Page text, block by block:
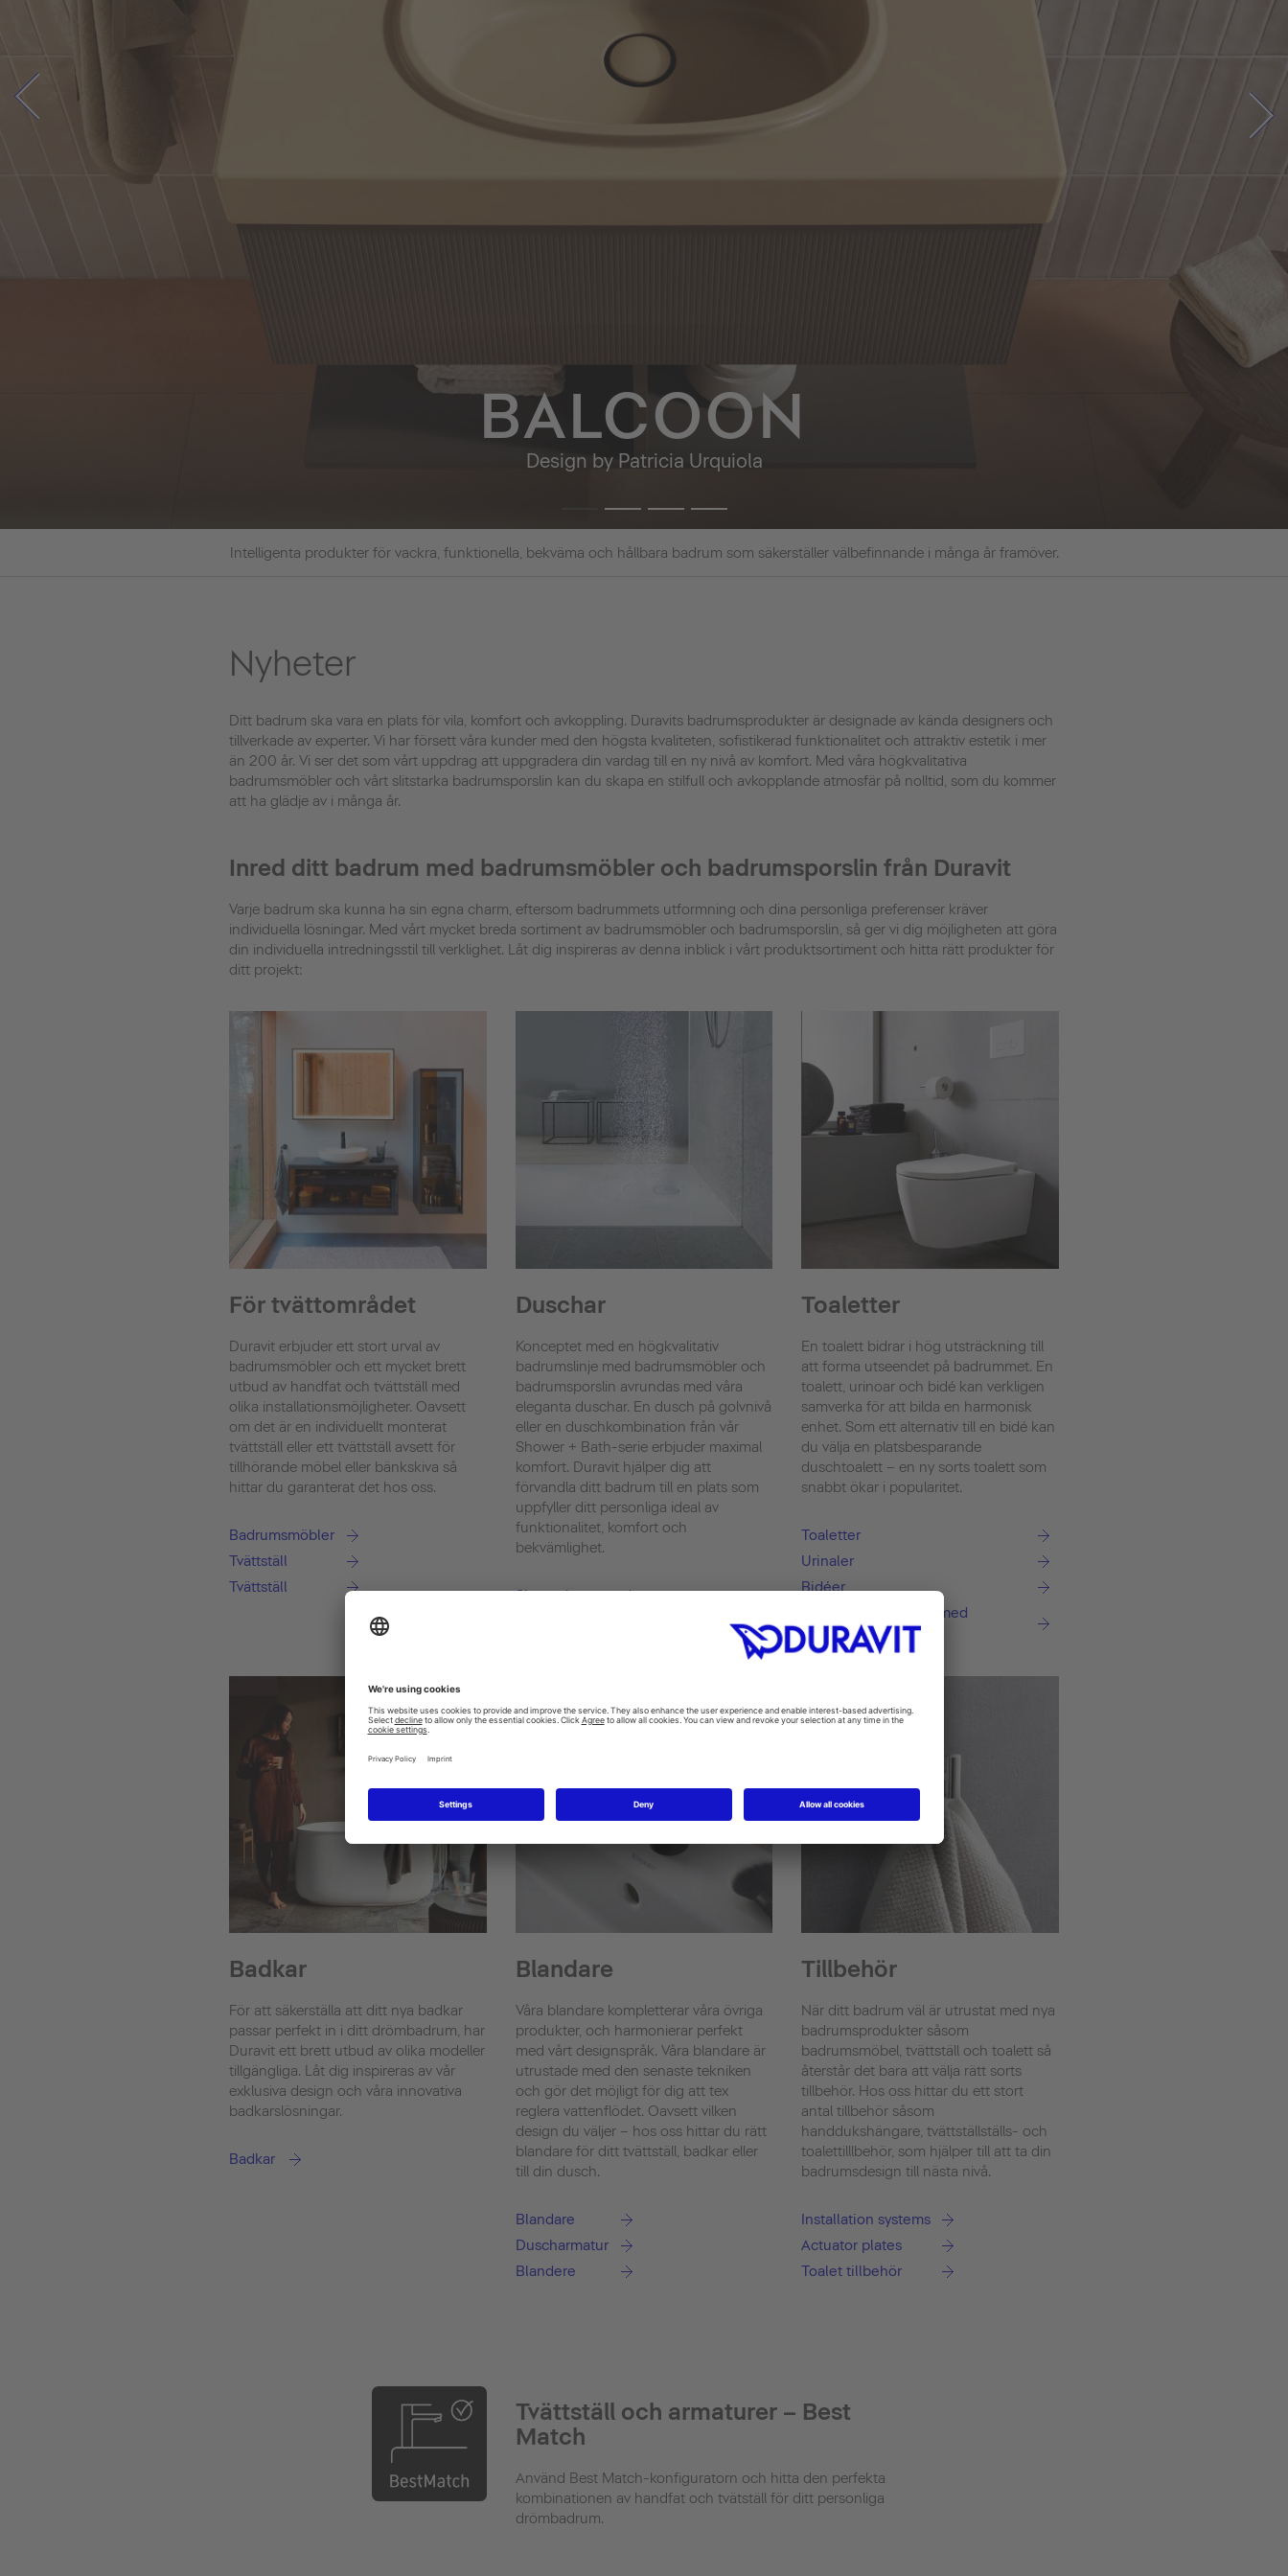
BALCOON
Design by Patricia Urquiola
Intelligenta produkter för vackra, funktionella, bekväma och hållbara badrum som säkerställer välbefinnande i många år framöver.
Nyheter
Ditt badrum ska vara en plats för vila, komfort och avkoppling. Duravits badrumsprodukter är designade av kända designers och
tillverkade av experter. Vi har försett våra kunder med den högsta kvaliteten, sofistikerad funktionalitet och attraktiv estetik i mer
än 200 år. Vi ser det som vårt uppdrag att uppgradera din vardag till en ny nivå av komfort. Med våra högkvalitativa
badrumsmöbler och vårt slitstarka badrumsporslin kan du skapa en stilfull och avkopplande atmosfär på nolltid, som du kommer
att ha glädje av i många år.
Inred ditt badrum med badrumsmöbler och badrumsporslin från Duravit
Varje badrum ska kunna ha sin egna charm, eftersom badrummets utformning och dina personliga preferenser kräver
individuella lösningar. Med vårt mycket breda sortiment av badrumsmöbler och badrumsporslin, så ger vi dig möjligheten att göra
din individuella intredningsstil till verklighet. Låt dig inspireras av denna inblick i vårt produktsortiment och hitta rätt produkter för
ditt projekt:
För tvättområdet
Duravit erbjuder ett stort urval av
badrumsmöbler och ett mycket brett
utbud av handfat och tvättställ med
olika installationsmöjligheter. Oavsett
om det är en individuellt monterat
tvättställ eller ett tvättställ avsett för
tillhörande möbel eller bänkskiva så
hittar du garanterat det hos oss.
Badrumsmöbler
Tvättställ
Tvättställ
Duschar
Konceptet med en högkvalitativ
badrumslinje med badrumsmöbler och
badrumsporslin avrundas med våra
eleganta duschar. En dusch på golvnivå
eller en duschkombination från vår
Shower + Bath-serie erbjuder maximal
komfort. Duravit hjälper dig att
förvandla ditt badrum till en plats som
uppfyller ditt personliga ideal av
funktionalitet, komfort och
bekvämlighet.
Showering
Toaletter
En toalett bidrar i hög utsträckning till
att forma utseendet på badrummet. En
toalett, urinoar och bidé kan verkligen
samverka för att bilda en harmonisk
enhet. Som ett alternativ till en bidé kan
du välja en platsbesparande
duschtoalett – en ny sorts toalett som
snabbt ökar i popularitet.
Toaletter
Urinaler
Bidéer
SensoWash WC-sits med
hygiendusch
Badkar
För att säkerställa att ditt nya badkar
passar perfekt in i ditt drömbadrum, har
Duravit ett brett utbud av olika modeller
tillgängliga. Låt dig inspireras av vår
exklusiva design och våra innovativa
badkarslösningar.
Badkar
Blandare
Våra blandare kompletterar våra övriga
produkter, och harmonierar perfekt
med vårt designspråk. Våra blandare är
utrustade med den senaste tekniken
och gör det möjligt för dig att tex
reglera vattenflödet. Oavsett vilken
design du väljer – hos oss hittar du rätt
blandare för ditt tvättställ, badkar eller
till din dusch.
Blandare
Duscharmatur
Blandere
Tillbehör
När ditt badrum väl är utrustat med nya
badrumsprodukter såsom
badrumsmöbel, tvättställ och toalett så
återstår det bara att välja rätt sorts
tillbehör. Hos oss hittar du ett stort
antal tillbehör såsom
handdukshängare, tvättställställs- och
toalettilllbehör, som hjälper till att ta din
badrumsdesign till nästa nivå.
Installation systems
Actuator plates
Toalet tillbehör
Tvättställ och armaturer – Best
Match
Använd Best Match-konfiguratorn och hitta den perfekta
kombinationen av handfat och tvätställ för ditt personliga
drömbadrum.